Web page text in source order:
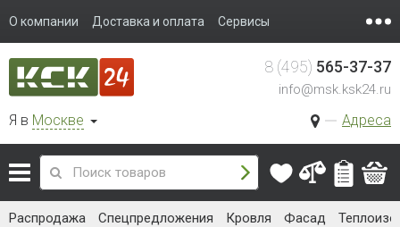
О компании Доставка и оплата Сервисы
Я в Москве Адреса
8 (495) 565-37-37
info@msk.ksk24.ru
Распродажа Спецпредложения Кровля Фасад